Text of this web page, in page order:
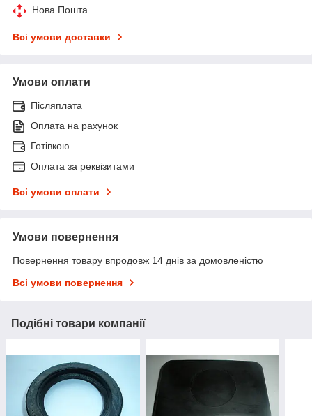
Нова Пошта
Всі умови доставки
Умови оплати
Післяплата
Оплата на рахунок
Готівкою
Оплата за реквізитами
Всі умови оплати
Умови повернення
Повернення товару впродовж 14 днів за домовленістю
Всі умови повернення
Подібні товари компанії